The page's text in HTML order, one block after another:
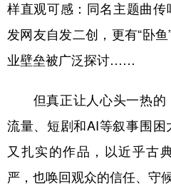
样直观可感：同名主题曲传
发网友自发二创，更有“卧
业壁垒被广泛探讨……
但真正让人心头一热的
流量、短剧和AI等叙事围
又扎实的作品，以近乎古
严，也唤回观众的信任、守